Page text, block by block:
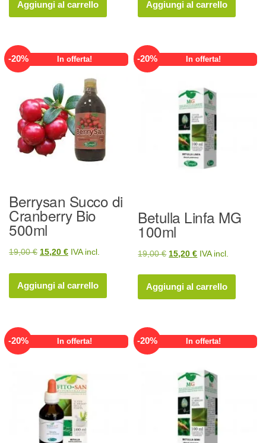
era:
è:
Aggiungi al carrello
era:
è:
Aggiungi al carrello
-20% In offerta!
Berrysan Succo di
Cranberry Bio
500ml
19,00€ Il
originale
era:
15,20 €Il
attuale
è:
IVA incl.
Aggiungi al carrello
-20% In offerta!
Betulla Linfa MG
100ml
19,00€ Il
originale
era:
15,20€Il
attuale
è:
IVA incl.
Aggiungi al carrello
-20% In offerta! -20% In offerta!